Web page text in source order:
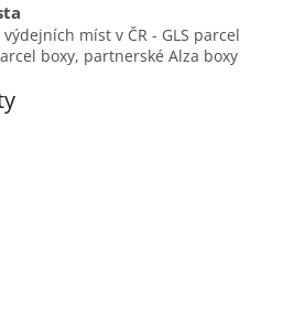
míst v ČR - GLS parcel
boxy, partnerské Alza boxy